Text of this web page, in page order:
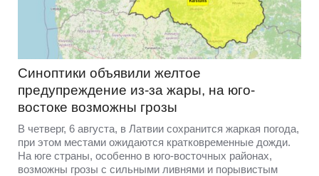
Синоптики объявили желтое
предупреждение из-за жары, на юго-
востоке возможны грозы
В четверг, 6 августа, в Латвии сохранится жаркая погода,
при этом местами ожидаются кратковременные дожди.
На юге страны, особенно в юго-восточных районах,
возможны грозы с сильными ливнями и порывистым